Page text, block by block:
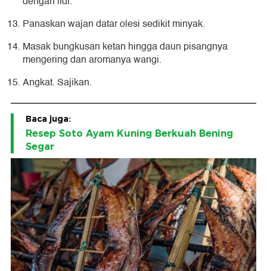
Panaskan wajan datar olesi sedikit minyak.
Masak bungkusan ketan hingga daun pisangnya
mengering dan aromanya wangi.
Angkat. Sajikan.
Baca juga:
Resep Soto Ayam Kuning Berkuah Bening
Segar